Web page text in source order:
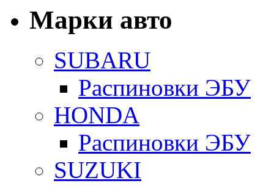
Марки авто
SUBARU
Распиновки ЭБУ
HONDA
Распиновки ЭБУ
SUZUKI